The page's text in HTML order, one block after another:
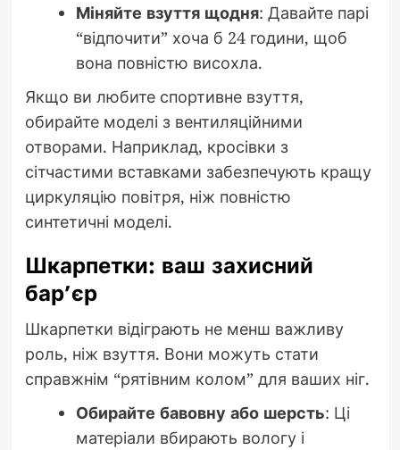
Міняйте взуття щодня: Давайте парі
“відпочити” хоча б 24 години, щоб
вона повністю висохла.
Якщо ви любите спортивне взуття,
обирайте моделі з вентиляційними
отворами. Наприклад, кросівки з
сітчастими вставками забезпечують кращу
циркуляцію повітря, ніж повністю
синтетичні моделі.
Шкарпетки: ваш захисний
бар’єр
Шкарпетки відіграють не менш важливу
роль, ніж взуття. Вони можуть стати
справжнім “рятівним колом” для ваших ніг.
Обирайте бавовну або шерсть: Ці
матеріали вбирають вологу і